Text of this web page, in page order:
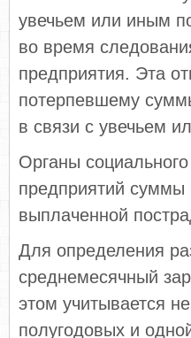
увечьем или иным
во время
предприятия. Эта
потерпевшему
в связи с увечьем
Органы
предприятий суммы
выплаченной
Для определения
среднемесячный
этом учитывается
полугодовых и